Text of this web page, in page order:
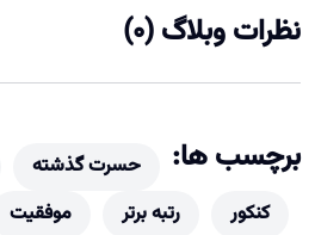
نظرات وبلاگ (0)
برچسب ها: حسرت گذشته
کنکور
رتبه برتر موفقیت